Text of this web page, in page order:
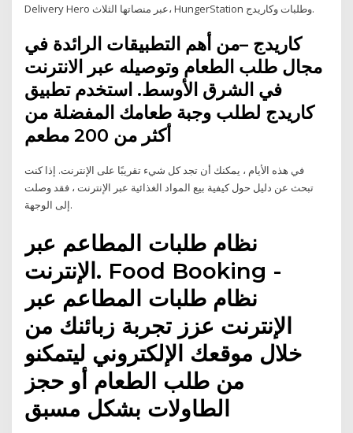
Delivery Hero عبر منصاتها الثلاث، HungerStation وطلبات وكاريدج.
كاريدج –من أهم التطبيقات الرائدة في
مجال طلب الطعام وتوصيله عبر الانترنت
في الشرق الأوسط. استخدم تطبيق
كاريدج لطلب وجبة طعامك المفضلة من
في هذه الأيام ، يمكنك أن تجد كل شيء تقريبًا على الإنترنت. إذا كنت
تبحث عن دليل حول كيفية بيع المواد الغذائية عبر الإنترنت ، فقد وصلت
إلى الوجهة.
نظام طلبات المطاعم عبر
الإنترنت. Food Booking -
نظام طلبات المطاعم عبر
الإنترنت عزز تجربة زبائنك من
خلال موقعك الإلكتروني ليتمكنو
من طلب الطعام أو حجز
الطاولات بشكل مسبق